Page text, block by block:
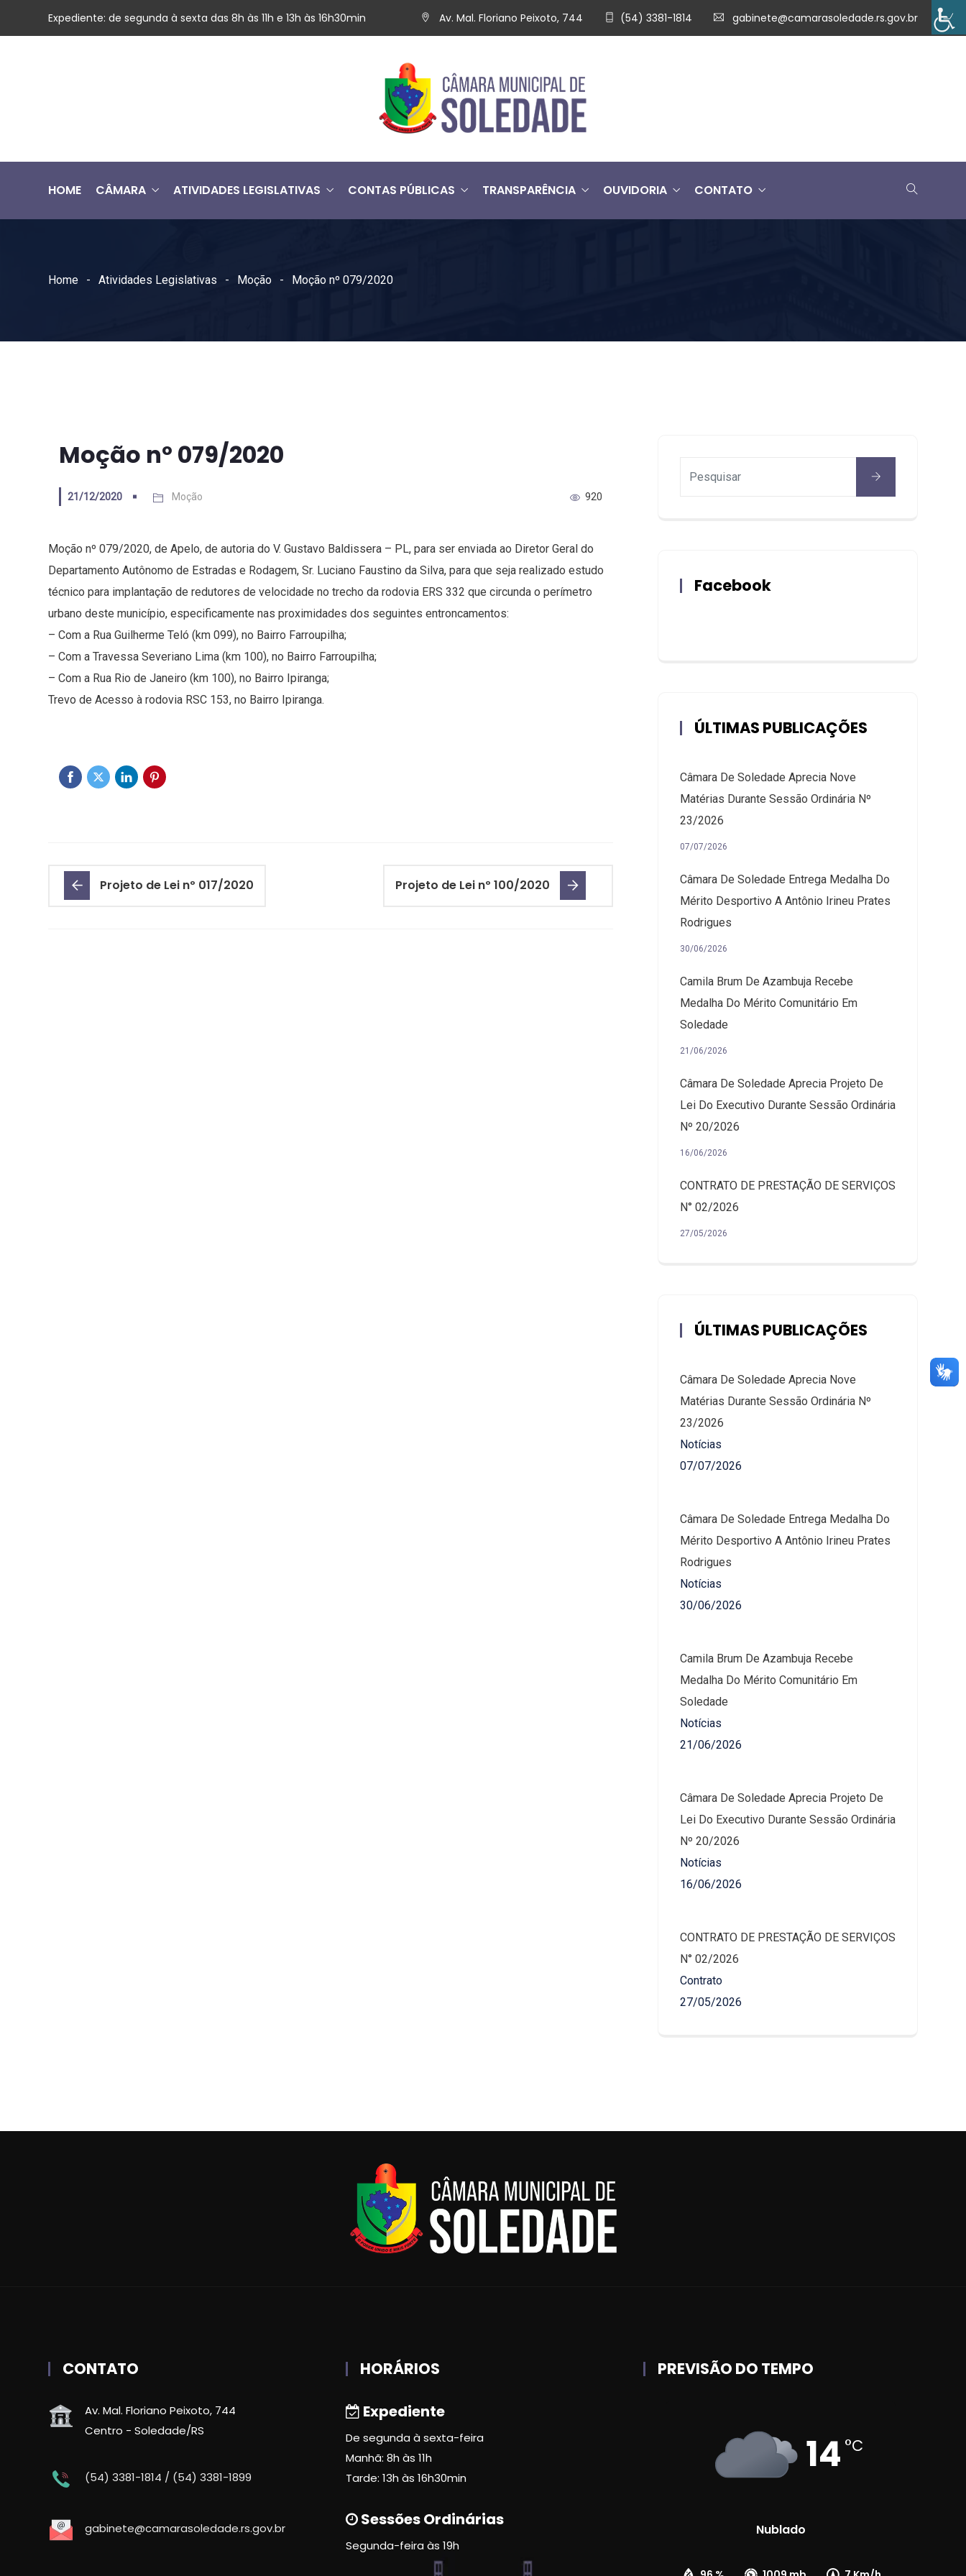
Expediente: de segunda à sexta das 8h às 11h e 13h às 16h30min Av. Mal. Floriano Peixoto, 744 (54) 3381-1814 gabinete@camarasoledade.rs.gov.br
HOME CÂMARA ATIVIDADES LEGISLATIVAS CONTAS PÚBLICAS TRANSPARÊNCIA OUVIDORIA CONTATO
Home Atividades Legislativas Moção Moção nº 079/2020
Moção nº 079/2020
21/12/2020 Moção 920
Moção nº 079/2020, de Apelo, de autoria do V. Gustavo Baldissera – PL, para ser enviada ao Diretor Geral do
Departamento Autônomo de Estradas e Rodagem, Sr. Luciano Faustino da Silva, para que seja realizado estudo
técnico para implantação de redutores de velocidade no trecho da rodovia ERS 332 que circunda o perímetro
urbano deste município, especificamente nas proximidades dos seguintes entroncamentos:
– Com a Rua Guilherme Teló (km 099), no Bairro Farroupilha;
– Com a Travessa Severiano Lima (km 100), no Bairro Farroupilha;
– Com a Rua Rio de Janeiro (km 100), no Bairro Ipiranga;
Trevo de Acesso à rodovia RSC 153, no Bairro Ipiranga.
Projeto de Lei nº 017/2020 Projeto de Lei nº 100/2020
Facebook
ÚLTIMAS PUBLICAÇÕES
Câmara De Soledade Aprecia Nove
Matérias Durante Sessão Ordinária Nº
23/2026
07/07/2026
Câmara De Soledade Entrega Medalha Do
Mérito Desportivo A Antônio Irineu Prates
Rodrigues
30/06/2026
Camila Brum De Azambuja Recebe
Medalha Do Mérito Comunitário Em
Soledade
21/06/2026
Câmara De Soledade Aprecia Projeto De
Lei Do Executivo Durante Sessão Ordinária
Nº 20/2026
16/06/2026
CONTRATO DE PRESTAÇÃO DE SERVIÇOS
N° 02/2026
27/05/2026
ÚLTIMAS PUBLICAÇÕES
Câmara De Soledade Aprecia Nove
Matérias Durante Sessão Ordinária Nº
23/2026
Notícias
07/07/2026
Câmara De Soledade Entrega Medalha Do
Mérito Desportivo A Antônio Irineu Prates
Rodrigues
Notícias
30/06/2026
Camila Brum De Azambuja Recebe
Medalha Do Mérito Comunitário Em
Soledade
Notícias
21/06/2026
Câmara De Soledade Aprecia Projeto De
Lei Do Executivo Durante Sessão Ordinária
Nº 20/2026
Notícias
16/06/2026
CONTRATO DE PRESTAÇÃO DE SERVIÇOS
N° 02/2026
Contrato
27/05/2026
CONTATO
Av. Mal. Floriano Peixoto, 744
Centro - Soledade/RS
(54) 3381-1814 / (54) 3381-1899
gabinete@camarasoledade.rs.gov.br
HORÁRIOS
Expediente
De segunda à sexta-feira
Manhã: 8h às 11h
Tarde: 13h às 16h30min
Sessões Ordinárias
Segunda-feira às 19h
PREVISÃO DO TEMPO
14 °C
Nublado